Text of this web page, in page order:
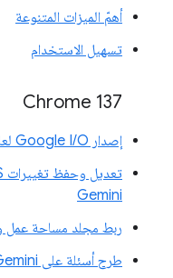
أهمّ الميزات المتنوعة
تسهيل الاستخدام
‫Chrome 137
إصدار Google I/O لعام 2025
Gemini
ربط مجلد مساحة عمل
طرح أسئلة على Gemini حول "إحصاءات الأداء"